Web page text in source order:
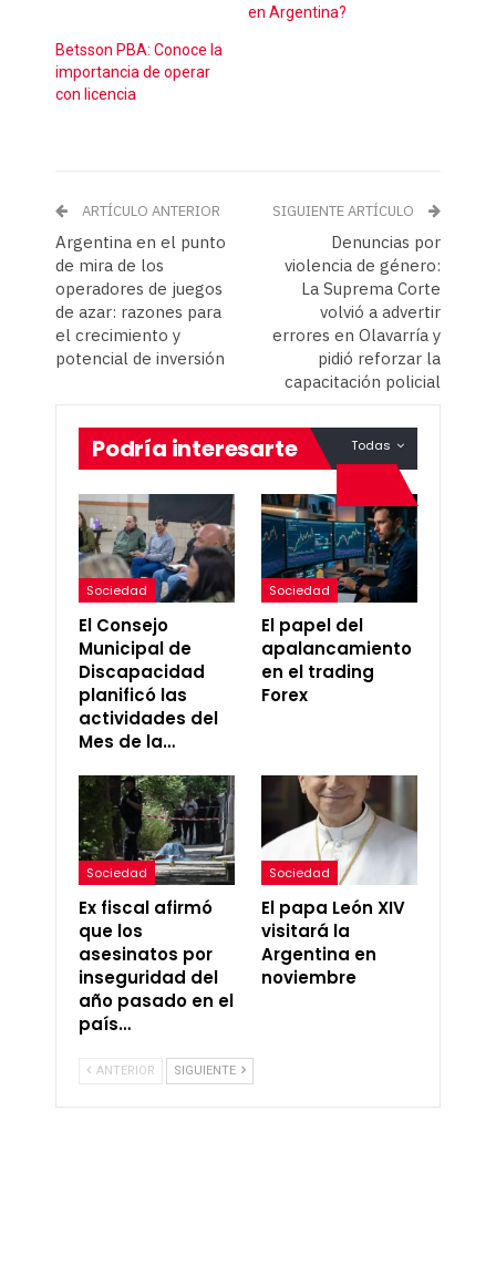
en Argentina?
Betsson PBA: Conoce la
importancia de operar
con licencia
ARTÍCULO ANTERIOR
Argentina en el punto
de mira de los
operadores de juegos
de azar: razones para
el crecimiento y
potencial de inversión
SIGUIENTE ARTÍCULO
Denuncias por
violencia de género:
La Suprema Corte
volvió a advertir
errores en Olavarría y
pidió reforzar la
capacitación policial
Todas
Podría interesarte
Sociedad
El Consejo
Municipal de
Discapacidad
planificó las
actividades del
Mes de la…
Sociedad
El papel del
apalancamiento
en el trading
Forex
Sociedad
Ex fiscal afirmó
que los
asesinatos por
inseguridad del
año pasado en el
país…
Sociedad
El papa León XIV
visitará la
Argentina en
noviembre
ANTERIOR SIGUIENTE